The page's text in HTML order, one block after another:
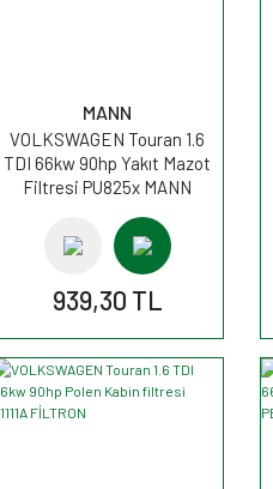
MANN
VOLKSWAGEN Touran 1.6
TDI 66kw 90hp Yakıt Mazot
Filtresi PU825x MANN
939,30 TL